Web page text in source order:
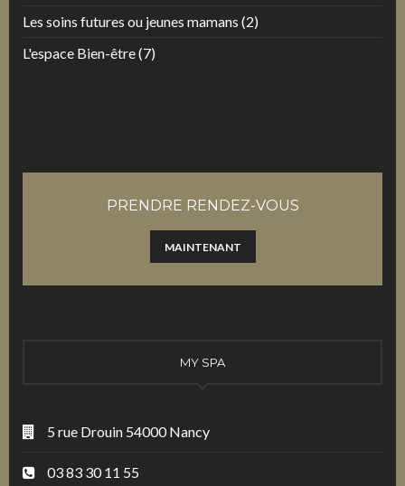
Les soins futures ou jeunes mamans (2)
L'espace Bien-être(7)
PRENDRE RENDEZ-VOUS
MAINTENANT
MY SPA
5 rue Drouin 54000 Nancy
03 83 30 11 55